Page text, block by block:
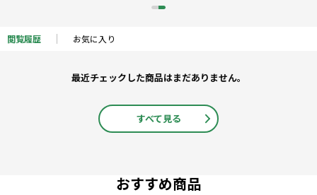
閲覧履歴 お気に入り
最近チェックした商品はまだありません。
すべて見る
おすすめ商品